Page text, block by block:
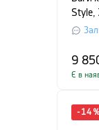
Style,
білий
9
Є в
-14